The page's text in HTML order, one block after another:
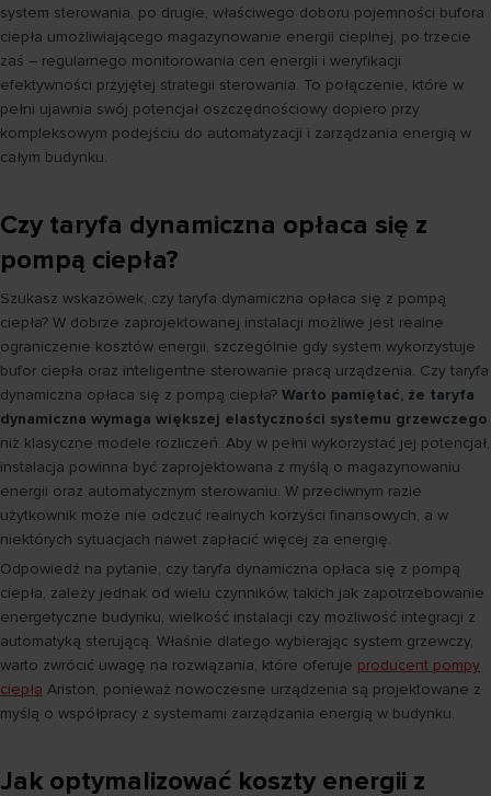
system sterowania, po drugie, właściwego doboru pojemności bufora
ciepła umożliwiającego magazynowanie energii cieplnej, po trzecie
zaś – regularnego monitorowania cen energii i weryfikacji
efektywności przyjętej strategii sterowania. To połączenie, które w
pełni ujawnia swój potencjał oszczędnościowy dopiero przy
kompleksowym podejściu do automatyzacji i zarządzania energią w
całym budynku.
Czy taryfa dynamiczna opłaca się z
pompą ciepła?
Szukasz wskazówek, czy taryfa dynamiczna opłaca się z pompą
ciepła? W dobrze zaprojektowanej instalacji możliwe jest realne
ograniczenie kosztów energii, szczególnie gdy system wykorzystuje
bufor ciepła oraz inteligentne sterowanie pracą urządzenia. Czy taryfa
dynamiczna opłaca się z pompą ciepła? Warto pamiętać, że taryfa
dynamiczna wymaga większej elastyczności systemu grzewczego
niż klasyczne modele rozliczeń. Aby w pełni wykorzystać jej potencjał,
instalacja powinna być zaprojektowana z myślą o magazynowaniu
energii oraz automatycznym sterowaniu. W przeciwnym razie
użytkownik może nie odczuć realnych korzyści finansowych, a w
niektórych sytuacjach nawet zapłacić więcej za energię.
Odpowiedź na pytanie, czy taryfa dynamiczna opłaca się z pompą
ciepła, zależy jednak od wielu czynników, takich jak zapotrzebowanie
energetyczne budynku, wielkość instalacji czy możliwość integracji z
automatyką sterującą. Właśnie dlatego wybierając system grzewczy,
warto zwrócić uwagę na rozwiązania, które oferuje producent pompy
ciepła Ariston, ponieważ nowoczesne urządzenia są projektowane z
myślą o współpracy z systemami zarządzania energią w budynku.
Jak optymalizować koszty energii z